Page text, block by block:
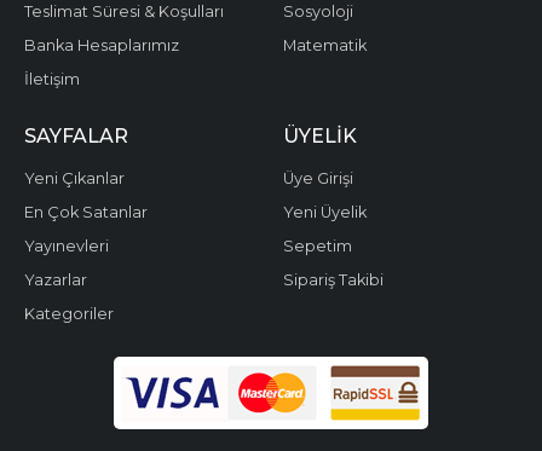
Teslimat Süresi & Koşulları
Banka Hesaplarımız
İletişim
Sosyoloji
Matematik
SAYFALAR
Yeni Çıkanlar
En Çok Satanlar
Yayınevleri
Yazarlar
Kategoriler
ÜYELIK
Üye Girişi
Yeni Üyelik
Sepetim
Sipariş Takibi